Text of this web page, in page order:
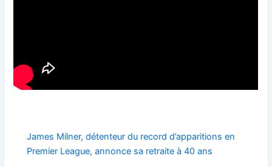
James Milner, détenteur du record d’apparitions en
Premier League, annonce sa retraite à 40 ans